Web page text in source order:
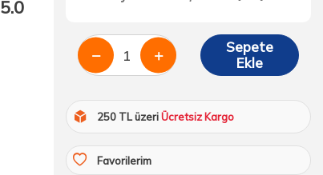
Sepete
Ekle
250 TL üzeriÜcretsiz Kargo
Favorilerim